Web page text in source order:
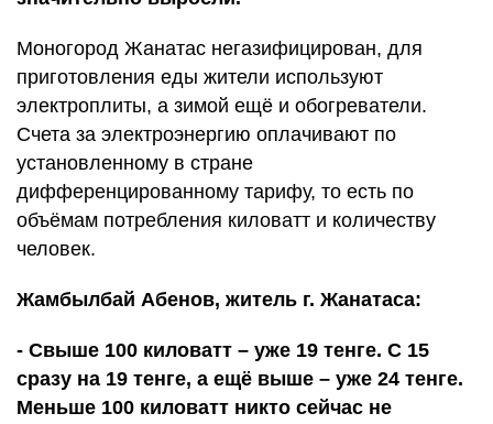
Моногород Жанатас негазифицирован, для
приготовления еды жители используют
электроплиты, а зимой ещё и обогреватели.
Счета за электроэнергию оплачивают по
установленному в стране
дифференцированному тарифу, то есть по
объёмам потребления киловатт и количеству
человек.
Жамбылбай Абенов, житель г. Жанатаса:
- Свыше 100 киловатт – уже 19 тенге. С 15
сразу на 19 тенге, а ещё выше – уже 24 тенге.
Меньше 100 киловатт никто сейчас не